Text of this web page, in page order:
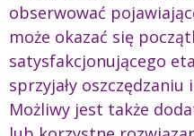
obserwować
może okazać się
satysfakcjonującego
sprzyjały
Możliwy jest także